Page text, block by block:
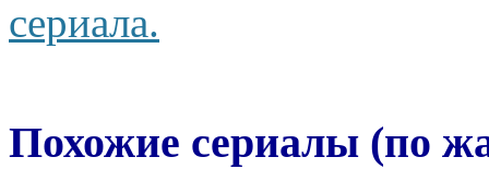
сериала.
Похожие сериалы (по